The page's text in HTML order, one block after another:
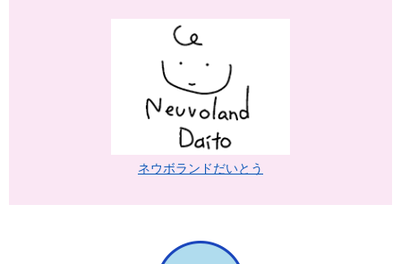
ネウボランドだいとう